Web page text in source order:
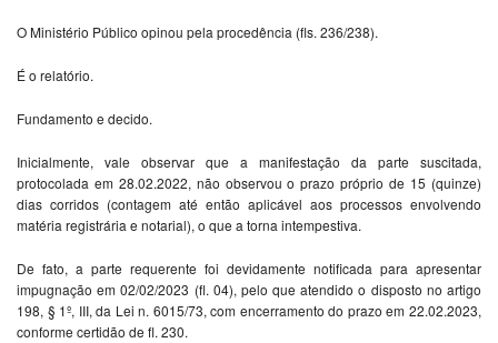
O Ministério Público opinou pela procedência (fls. 236/238).
É o relatório.
Fundamento e decido.
Inicialmente, vale observar que a manifestação da parte suscitada,
protocolada em 28.02.2022, não observou o prazo próprio de 15 (quinze)
dias corridos (contagem até então aplicável aos processos envolvendo
matéria registrária e notarial), o que a torna intempestiva.
De fato, a parte requerente foi devidamente notificada para apresentar
impugnação em 02/02/2023 (fl. 04), pelo que atendido o disposto no artigo
198, § 1º, III, da Lei n. 6015/73, com encerramento do prazo em 22.02.2023,
conforme certidão de fl. 230.